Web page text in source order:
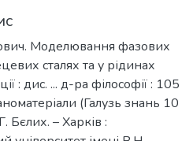
Моделювання фазових
сталях та у рідинах
: дис. ... д-ра філософії : 105
(Галузь знань 10
Бєлих. – Харків :